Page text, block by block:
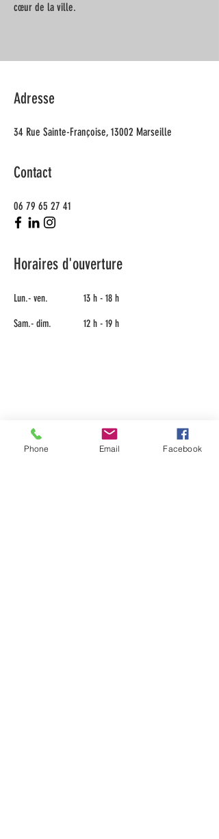
cœur de la ville.
Adresse
34 Rue Sainte-Françoise, 13002 Marseille
Contact
06 79 65 27 41
Horaires d'ouverture
Lun.- ven. 13 h - 18 h
Sam.- dim. ​12 h - 19 h
Phone Email Facebook